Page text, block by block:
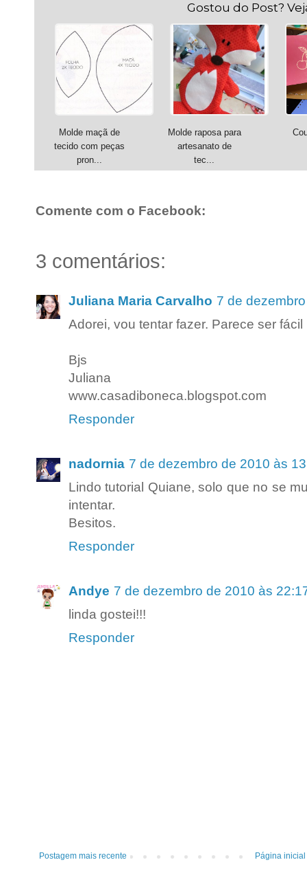
Gostou do Post?
Molde maçã de
tecido com peças
pron...
Molde raposa para
artesanato de
tec...
Comente com o Facebook:
3 comentários:
Juliana Maria Carvalho 7 de
Adorei, vou tentar fazer. Parece ser fácil
Bjs
Juliana
www.casadiboneca.blogspot.com
Responder
nadornia 7 de dezembro de 2010 às
Lindo tutorial Quiane, solo que no se
intentar.
Besitos.
Responder
Andye 7 de dezembro de 2010 às
linda gostei!!!
Responder
Postagem mais recente Página inicial